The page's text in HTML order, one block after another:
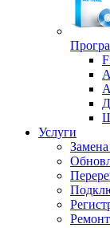
Услуги